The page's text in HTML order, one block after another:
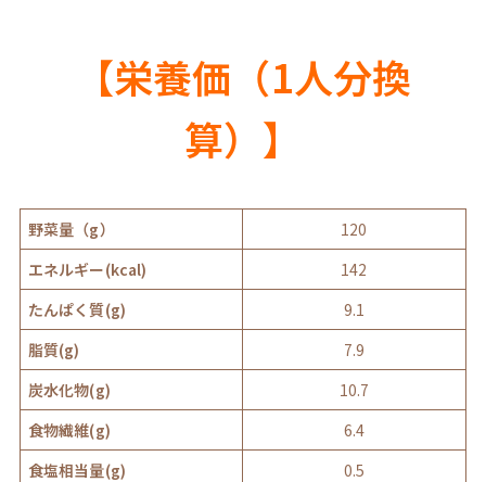
【栄養価（1人分換
算）】
野菜量（g）
120
エネルギー(kcal)
142
たんぱく質(g)
9.1
脂質(g)
7.9
炭水化物(g)
10.7
食物繊維(g)
6.4
食塩相当量(g)
0.5